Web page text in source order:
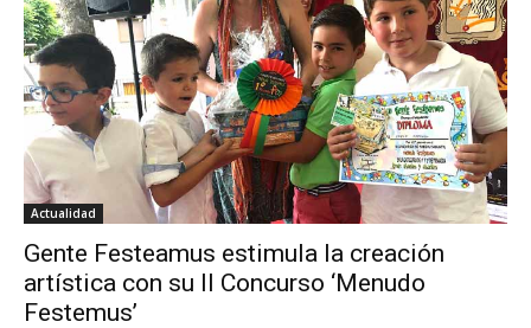
Actualidad
Gente Festeamus estimula la creación
artística con su II Concurso ‘Menudo
Festemus’